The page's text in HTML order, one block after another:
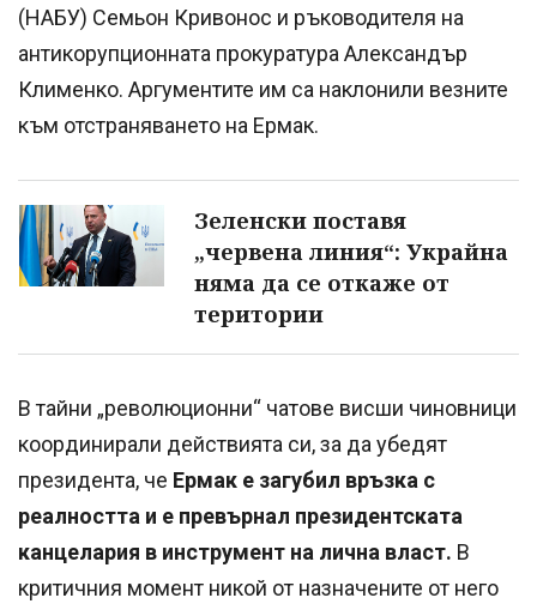
(НАБУ) Семьон Кривонос и ръководителя на
антикорупционната прокуратура Александър
Клименко. Аргументите им са наклонили везните
към отстраняването на Ермак.
Зеленски поставя
„червена линия“: Украйна
няма да се откаже от
територии
В тайни „революционни“ чатове висши чиновници
координирали действията си, за да убедят
президента, че Ермак е загубил връзка с
реалността и е превърнал президентската
канцелария в инструмент на лична власт. В
критичния момент никой от назначените от него